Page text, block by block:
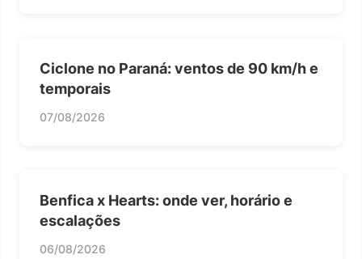
Ciclone no Paraná: ventos de 90 km/h e
temporais
07/08/2026
Benfica x Hearts: onde ver, horário e
escalações
06/08/2026